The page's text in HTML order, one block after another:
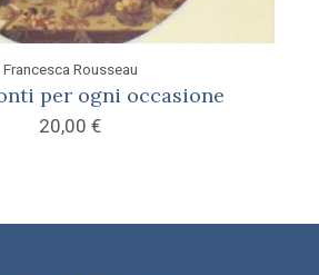
Francesca Rousseau
per ogni occasione
20,00 €